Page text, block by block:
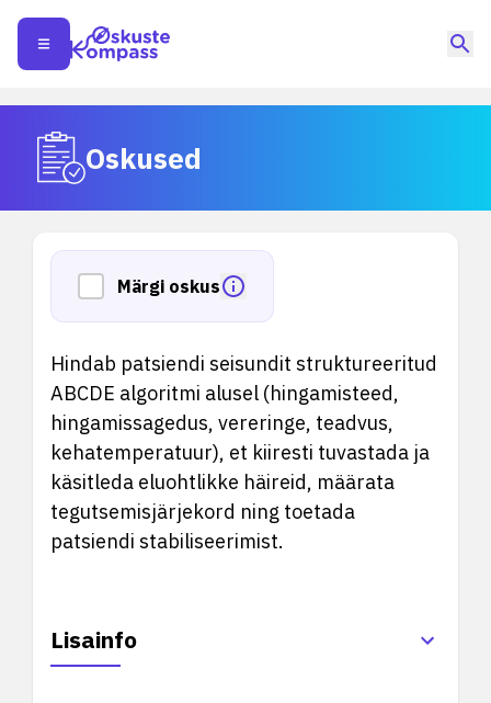
Oskused
Märgi oskus
Hindab patsiendi seisundit struktureeritud
ABCDE algoritmi alusel (hingamisteed,
hingamissagedus, vereringe, teadvus,
kehatemperatuur), et kiiresti tuvastada ja
käsitleda eluohtlikke häireid, määrata
tegutsemisjärjekord ning toetada
patsiendi stabiliseerimist.
Lisainfo